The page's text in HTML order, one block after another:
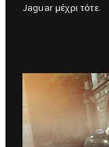
Jaguar μέχρι τότε.